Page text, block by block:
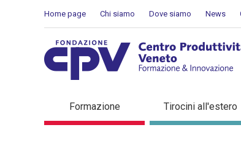
Home page Chi siamo Dove siamo News
Adulti da ricollocare
Formazione Tirocini all'estero